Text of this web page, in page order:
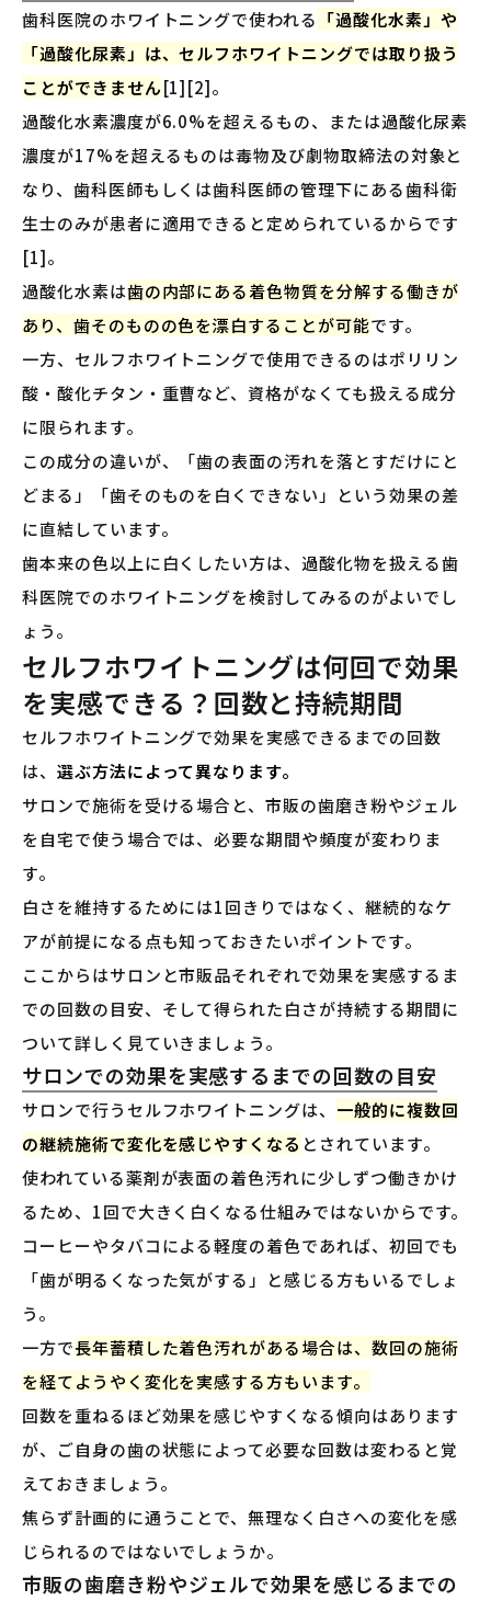
歯科医院のホワイトニングで使われる 「過酸化水素」や
「過酸化尿素」は、セルフホワイトニングでは取り扱う
ことができません[1][2]。
過酸化水素濃度が6.0%を超えるもの、または過酸化尿素
濃度が17%を超えるものは毒物及び劇物取締法の対象と
なり、歯科医師もしくは歯科医師の管理下にある歯科衛
生士のみが患者に適用できると定められているからです
[1]。
過酸化水素は歯の内部にある着色物質を分解する働きが
あり、歯そのものの色を漂白することが可能です。
一方、セルフホワイトニングで使用できるのはポリリン
酸・酸化チタン・重曹など、資格がなくても扱える成分
に限られます。
この成分の違いが、「歯の表面の汚れを落とすだけにと
どまる」「歯そのものを白くできない」という効果の差
に直結しています。
歯本来の色以上に白くしたい方は、過酸化物を扱える歯
科医院でのホワイトニングを検討してみるのがよいでし
ょう。
セルフホワイトニングは何回で効果
を実感できる？回数と持続期間
セルフホワイトニングで効果を実感できるまでの回数
は、 選ぶ方法によって異なります。
サロンで施術を受ける場合と、市販の歯磨き粉やジェル
を自宅で使う場合では、必要な期間や頻度が変わりま
す。
白さを維持するためには1回きりではなく、継続的なケ
アが前提になる点も知っておきたいポイントです。
ここからはサロンと市販品それぞれで効果を実感するま
での回数の目安、そして得られた白さが持続する期間に
ついて詳しく見ていきましょう。
サロンでの効果を実感するまでの回数の目安
サロンで行うセルフホワイトニングは、 一般的に複数回
の継続施術で変化を感じやすくなる とされています。
使われている薬剤が表面の着色汚れに少しずつ働きかけ
るため、1回で大きく白くなる仕組みではないからです。
コーヒーやタバコによる軽度の着色であれば、初回でも
「歯が明るくなった気がする」と感じる方もいるでしょ
う。
一方で長年蓄積した着色汚れがある場合は、数回の施術
を経てようやく変化を実感する方もいます。
回数を重ねるほど効果を感じやすくなる傾向はあります
が、ご自身の歯の状態によって必要な回数は変わると覚
えておきましょう。
焦らず計画的に通うことで、無理なく白さへの変化を感
じられるのではないでしょうか。
市販の歯磨き粉やジェルで効果を感じるまでの